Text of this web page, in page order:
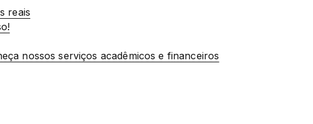
reais
nossos serviços acadêmicos e financeiros